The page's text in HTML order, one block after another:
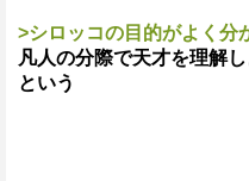
>シロッコの目的がよく分
凡人の分際で天才を理解
という